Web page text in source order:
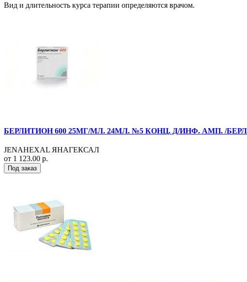
Вид и длительность курса терапии определяются врачом.
БЕРЛИТИОН 600 25МГ/МЛ. 24МЛ. №5 КОНЦ. Д/ИНФ. АМП. /
JENAHEXAL ЯНАГЕКСАЛ
от 1 123.00 р.
Под заказ